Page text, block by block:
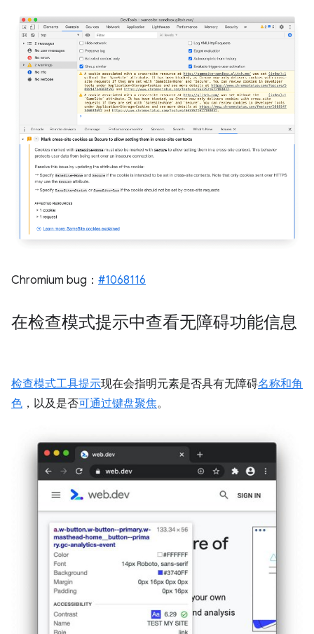
Chromium bug： #1068116
在检查模式提示中查看无障碍功能信息
检查模式工具提示现在会指明元素是否具有无障碍名称和角
色 ，以及是否可通过键盘聚焦。